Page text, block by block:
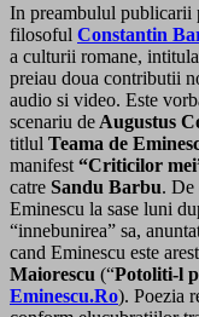
In preambulul publicarii
filosoful Constantin
a culturii romane,
preiau doua contributii
audio si video. Este
scenariu de Augustus
titlul Teama de
manifest “Criticilor
catre Sandu Barbu. De
Eminescu la sase luni
“innebunirea” sa,
cand Eminescu este
Maiorescu (“Potoliti-l
Eminescu.Ro). Poezia